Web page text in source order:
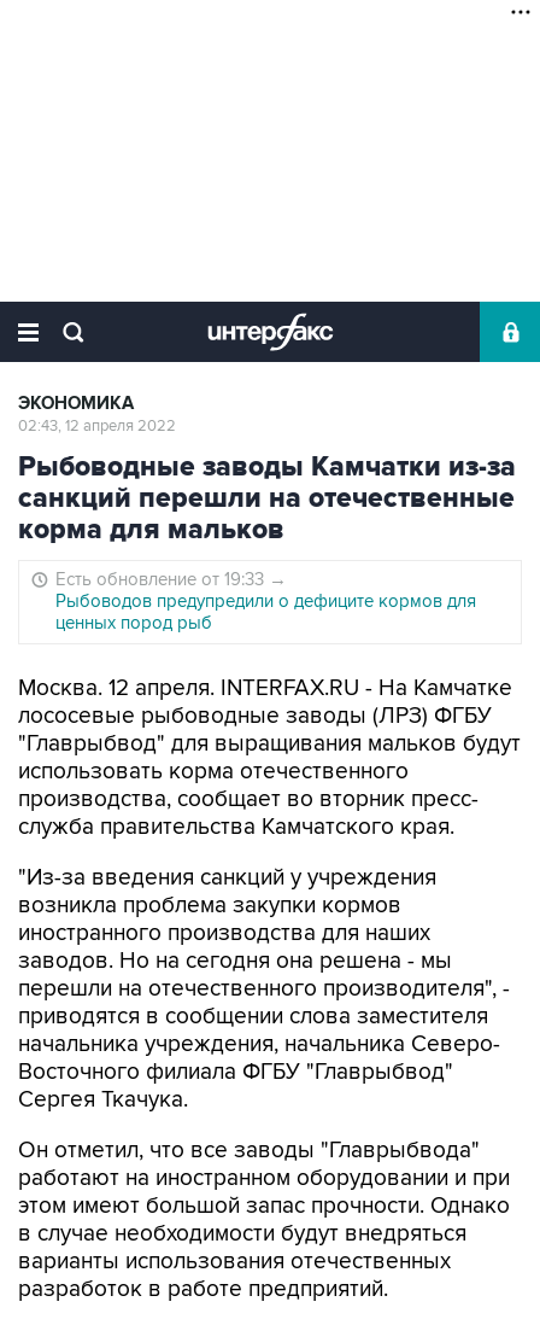
ЭКОНОМИКА
02:43, 12 апреля 2022
Рыбоводные заводы Камчатки из-за
санкций перешли на отечественные
корма для мальков
Есть обновление от 19:33 →
Рыбоводов предупредили о дефиците кормов для
ценных пород рыб
Москва. 12 апреля. INTERFAX.RU - На Камчатке
лососевые рыбоводные заводы (ЛРЗ) ФГБУ
"Главрыбвод" для выращивания мальков будут
использовать корма отечественного
производства, сообщает во вторник пресс-
служба правительства Камчатского края.
"Из-за введения санкций у учреждения
возникла проблема закупки кормов
иностранного производства для наших
заводов. Но на сегодня она решена - мы
перешли на отечественного производителя", -
приводятся в сообщении слова заместителя
начальника учреждения, начальника Северо-
Восточного филиала ФГБУ "Главрыбвод"
Сергея Ткачука.
Он отметил, что все заводы "Главрыбвода"
работают на иностранном оборудовании и при
этом имеют большой запас прочности. Однако
в случае необходимости будут внедряться
варианты использования отечественных
разработок в работе предприятий.